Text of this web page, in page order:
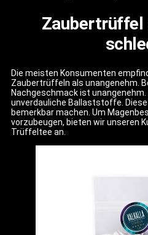
Zaubertrüffel
Die meisten Konsumenten
Zaubertrüffeln als unangenehm.
Nachgeschmack ist
unverdauliche Ballaststoffe.
bemerkbar machen. Um
vorzubeugen, bieten wir unseren
Trüffeltee an.